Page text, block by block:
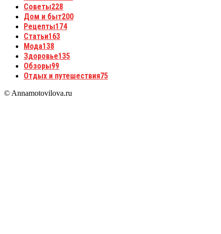
Советы228
Дом и быт200
Рецепты174
Статьи163
Мода138
Здоровье135
Обзоры99
Отдых и путешествия75
© Annamotovilova.ru